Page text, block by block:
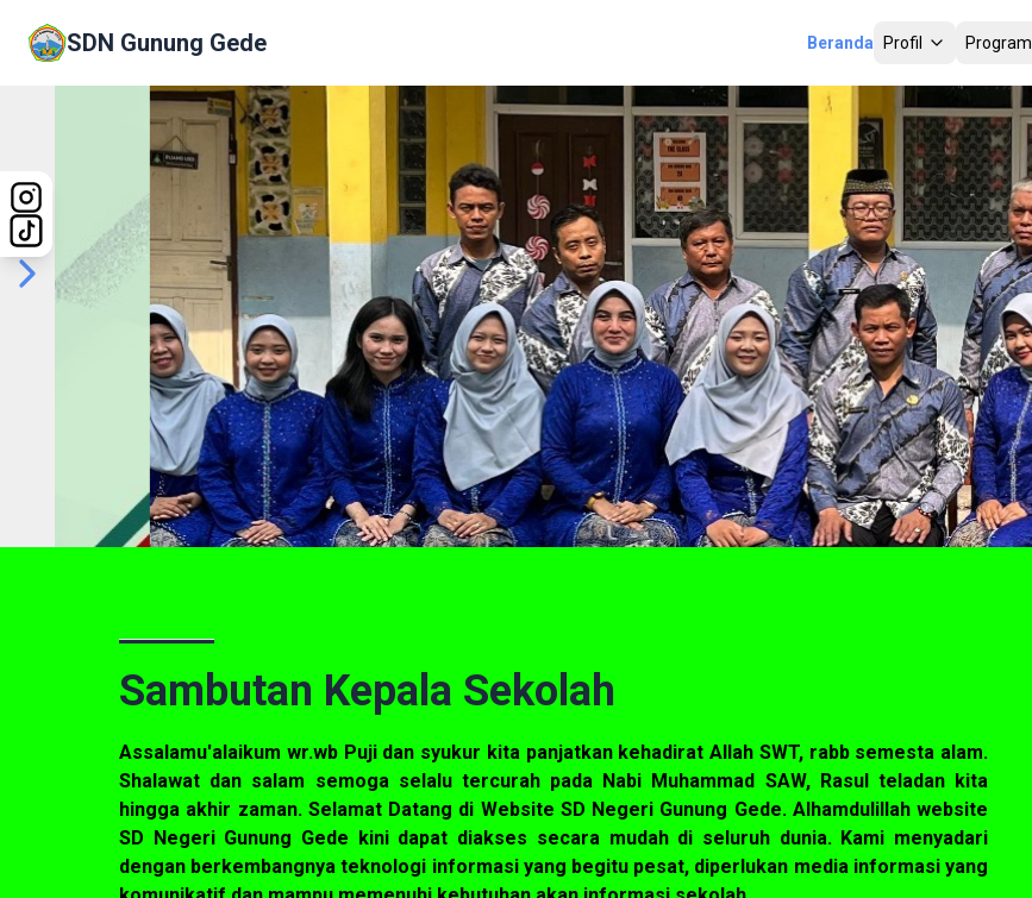
SDN Gunung Gede Beranda Profil Program
Previous
Next
Sambutan Kepala Sekolah
Assalamu'alaikum wr.wb Puji dan syukur kita panjatkan kehadirat Allah SWT, rabb semesta alam.
Shalawat dan salam semoga selalu tercurah pada Nabi Muhammad SAW, Rasul teladan kita
hingga akhir zaman. Selamat Datang di Website SD Negeri Gunung Gede. Alhamdulillah website
SD Negeri Gunung Gede kini dapat diakses secara mudah di seluruh dunia. Kami menyadari
dengan berkembangnya teknologi informasi yang begitu pesat, diperlukan media informasi yang